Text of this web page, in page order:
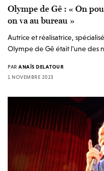
Olympe de Gê : « On
on va au bureau »
Autrice et réalisatrice,
Olympe de Gê était l’une des
PAR ANAÏS DELATOUR
1 NOVEMBRE 2023